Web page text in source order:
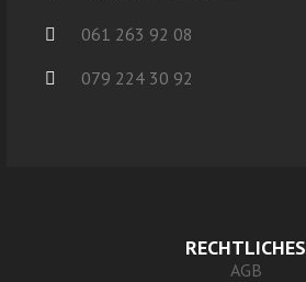
061 263 92 08
079 224 30 92
RECHTLICHES
AGB